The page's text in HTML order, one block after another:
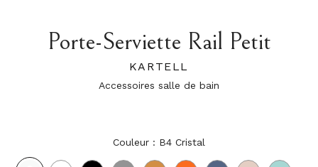
Porte-Serviette Rail Petit
KARTELL
Accessoires salle de bain
Couleur : B4 Cristal